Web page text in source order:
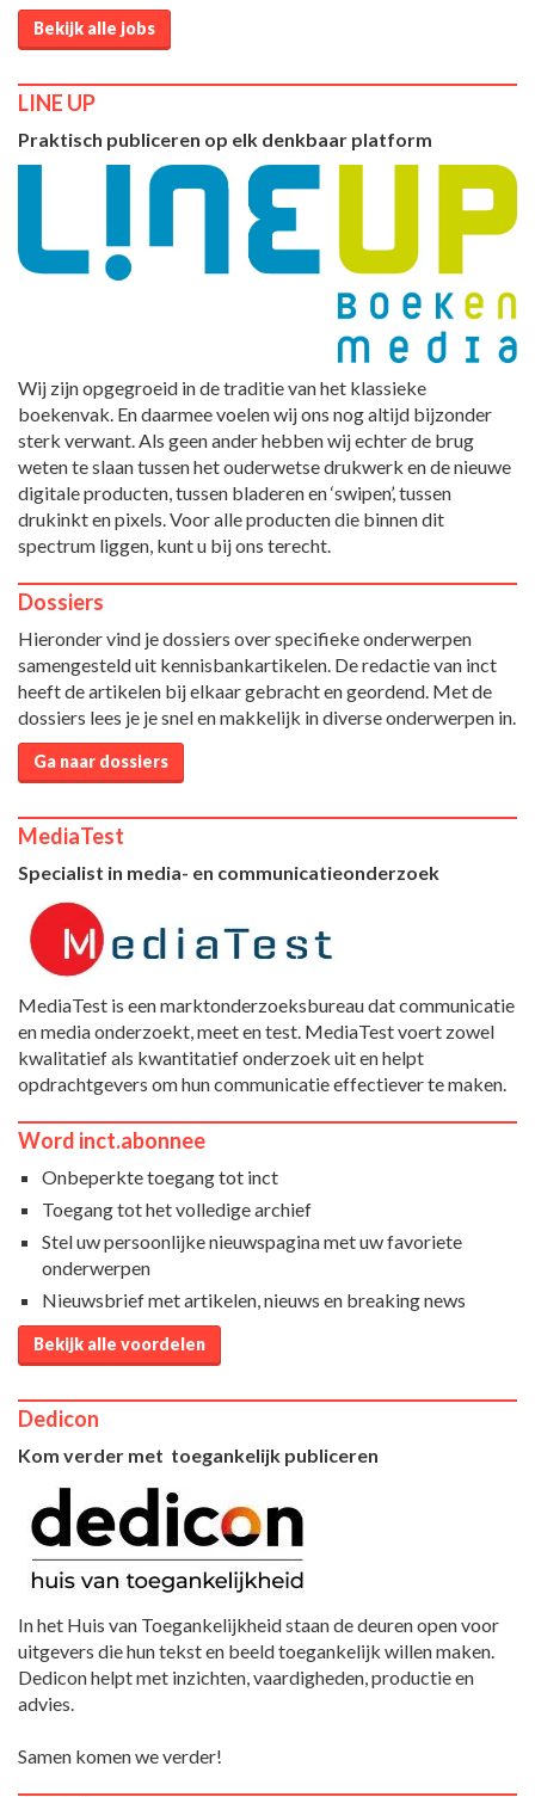
Bekijk alle jobs
LINE UP
Praktisch publiceren op elk denkbaar platform
Wij zijn opgegroeid in de traditie van het klassieke
boekenvak. En daarmee voelen wij ons nog altijd bijzonder
sterk verwant. Als geen ander hebben wij echter de brug
weten te slaan tussen het ouderwetse drukwerk en de nieuwe
digitale producten, tussen bladeren en ‘swipen’, tussen
drukinkt en pixels. Voor alle producten die binnen dit
spectrum liggen, kunt u bij ons terecht.
Dossiers
Hieronder vind je dossiers over specifieke onderwerpen
samengesteld uit kennisbankartikelen. De redactie van inct
heeft de artikelen bij elkaar gebracht en geordend. Met de
dossiers lees je je snel en makkelijk in diverse onderwerpen in.
Ga naar dossiers
MediaTest
Specialist in media- en communicatieonderzoek
MediaTest is een marktonderzoeksbureau dat communicatie
en media onderzoekt, meet en test. MediaTest voert zowel
kwalitatief als kwantitatief onderzoek uit en helpt
opdrachtgevers om hun communicatie effectiever te maken.
Word inct.abonnee
Onbeperkte toegang tot inct
Toegang tot het volledige archief
Stel uw persoonlijke nieuwspagina met uw favoriete
onderwerpen
Nieuwsbrief met artikelen, nieuws en breaking news
Bekijk alle voordelen
Dedicon
Kom verder met toegankelijk publiceren
In het Huis van Toegankelijkheid staan de deuren open voor
uitgevers die hun tekst en beeld toegankelijk willen maken.
Dedicon helpt met inzichten, vaardigheden, productie en
advies.
Samen komen we verder!